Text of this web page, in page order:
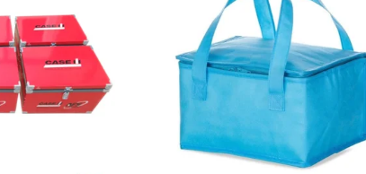
a aba personalização para saber detalhes de